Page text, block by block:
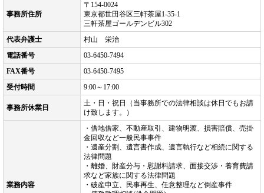
事務所住所
〒154-0024
東京都世田谷区三軒茶屋1-35-1
三軒茶屋ゴールデンビル302
代表弁護士
村山 栄治
電話番号
03-6450-7494
FAX番号
03-6450-7495
受付時間
9:00～17:00
事務所休業日
土・日・祝日（当事務所での法律相談は休日でもお請
け致します。）
業務内容
・借地借家、不動産取引、建物明渡、損害賠償、売掛
金回収など一般民事事件
・遺産分割、遺言書作成、遺言執行など相続に関する
法律問題
・離婚、財産分与・慰謝料請求、面接交渉・養育費請
求など家族に関する法律問題
・破産申立、民事再生、任意整理など倒産事件